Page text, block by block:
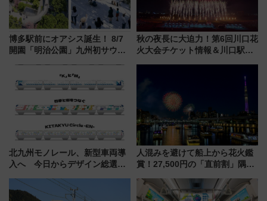
博多駅前にオアシス誕生！ 8/7
開園「明治公園」九州初サウナ
品グルメ登場で駅前の過ごし方
はどう変わる？
秋の夜長に大迫力！第6回川口花
火大会チケット情報＆川口駅か
北九州モノレール、新型車両導
入へ 今日からデザイン総選挙
人混みを避けて船上から花火鑑
賞！27,500円の「直前割」隅田
メも持ち込みOK